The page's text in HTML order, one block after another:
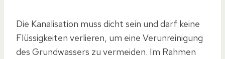
Die Kanalisation muss dicht sein und darf keine
Flüssigkeiten verlieren, um eine Verunreinigung
des Grundwassers zu vermeiden. Im Rahmen